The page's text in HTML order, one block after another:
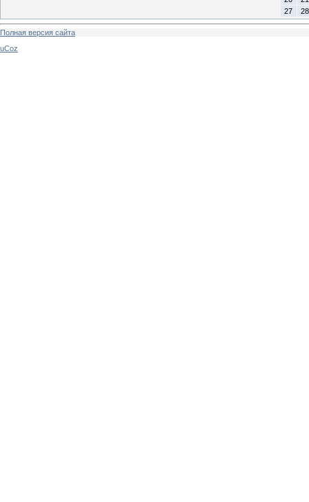
27
28
Полная версия сайта
uCoz